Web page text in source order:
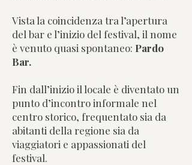
Vista la coincidenza tra l’apertura
del bar e l’inizio del festival, il nome
è venuto quasi spontaneo: Pardo
Bar.
Fin dall’inizio il locale è diventato un
punto d’incontro informale nel
centro storico, frequentato sia da
abitanti della regione sia da
viaggiatori e appassionati del
festival.